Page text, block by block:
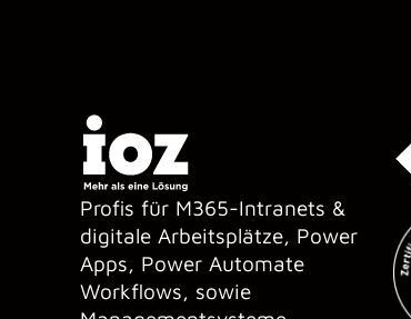
Profis für M365-Intranets &
digitale Arbeitsplätze, Power
Apps, Power Automate
Workflows, sowie